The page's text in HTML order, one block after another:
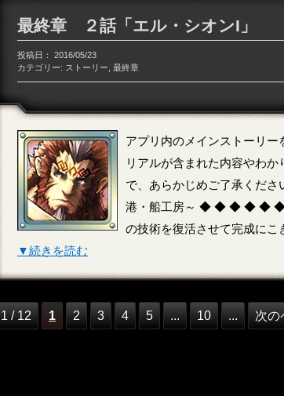
最終章 ２話「エル・シオンI」
投稿日：
2016/05/23
カテゴリー: ストーリー 最終章
アプリ内のメインストーリー
リアルが含まれた内容やわ
で、あらかじめご了承
港・船工房～ ◆ ◆ ◆ ◆ ◆ ◆
の技術を復活させて完成にこ
▼続きを読む
1 / 12 1 2 3 4 5 ... 10 ... 次